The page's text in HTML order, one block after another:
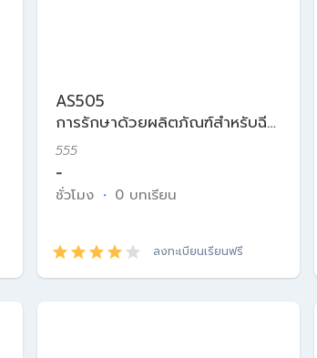
AS505
การรักษาด้วยผลิตภัณฑ์สำหรับฉีด
ในเวชศาสตร์ความงาม
555
-
ชั่วโมง · 0 บทเรียน
ลงทะเบียนเรียนฟรี